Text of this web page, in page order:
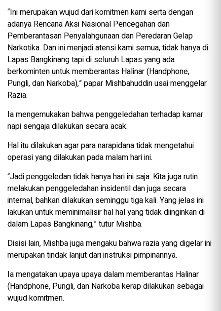
“Ini merupakan wujud dari komitmen kami serta dengan
adanya Rencana Aksi Nasional Pencegahan dan
Pemberantasan Penyalahgunaan dan Peredaran Gelap
Narkotika. Dan ini menjadi atensi kami semua, tidak hanya di
Lapas Bangkinang tapi di seluruh Lapas yang ada
berkominten untuk memberantas Halinar (Handphone,
Pungli, dan Narkoba),” papar Mishbahuddin usai menggelar
Razia.
Ia mengemukakan bahwa penggeledahan terhadap kamar
napi sengaja dilakukan secara acak.
Hal itu dilakukan agar para narapidana tidak mengetahui
operasi yang dilakukan pada malam hari ini.
“Jadi penggeledan tidak hanya hari ini saja. Kita juga rutin
melakukan penggeledahan insidentil dan juga secara
internal, bahkan dilakukan seminggu tiga kali. Yang jelas ini
lakukan untuk meminimalisir hal hal yang tidak diinginkan di
dalam Lapas Bangkinang,” tutur Mishba.
Disisi lain, Mishba juga mengaku bahwa razia yang digelar ini
merupakan tindak lanjut dari instruksi pimpinannya.
Ia mengatakan upaya upaya dalam memberantas Halinar
(Handphone, Pungli, dan Narkoba kerap dilakukan sebagai
wujud komitmen.